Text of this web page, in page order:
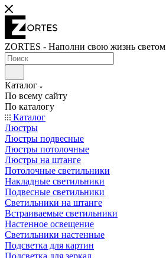
ZORTES - Наполни свою жизнь светом
Каталог
По всему сайту
По каталогу
Каталог
Люстры
Люстры подвесные
Люстры потолочные
Люстры на штанге
Потолочные светильники
Накладные светильники
Подвесные светильники
Светильники на штанге
Встраиваемые светильники
Настенное освещение
Светильники настенные
Подсветка для картин
Подсветка для зеркал